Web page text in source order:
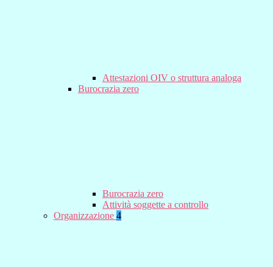
Attestazioni OIV o struttura analoga
Burocrazia zero
Burocrazia zero
Attività soggette a controllo
Organizzazione 4